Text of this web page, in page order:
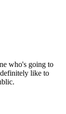
who's going to
like to